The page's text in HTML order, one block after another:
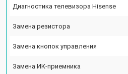
Диагностика телевизора Hisense
Замена резистора
Замена кнопок управления
Замена ИК-приемника